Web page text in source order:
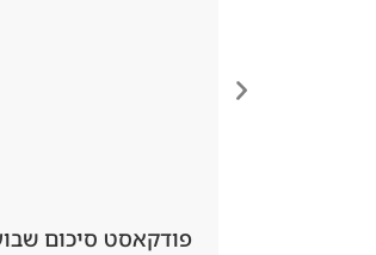
פודקאסט סיכום שבועי – 19/